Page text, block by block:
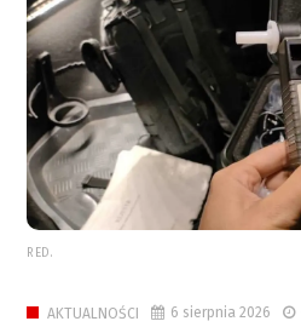
RED.
AKTUALNOŚCI 6 sierpnia 2026